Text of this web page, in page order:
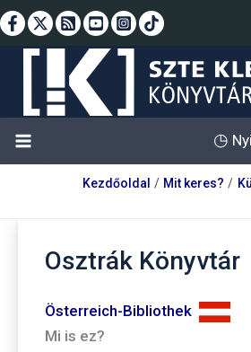
Skip
to
◷
Kezdőoldal Mit keres?
Osztrák Könyvtár
Österreich-Bibliothek
Mi is ez?